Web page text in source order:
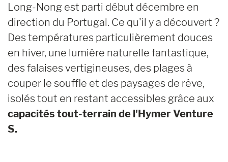
Long-Nong est parti début décembre en
direction du Portugal. Ce qu'il y a découvert ?
Des températures particulièrement douces
en hiver, une lumière naturelle fantastique,
des falaises vertigineuses, des plages à
couper le souffle et des paysages de rêve,
isolés tout en restant accessibles grâce aux
capacités tout-terrain de l'Hymer Venture
S.